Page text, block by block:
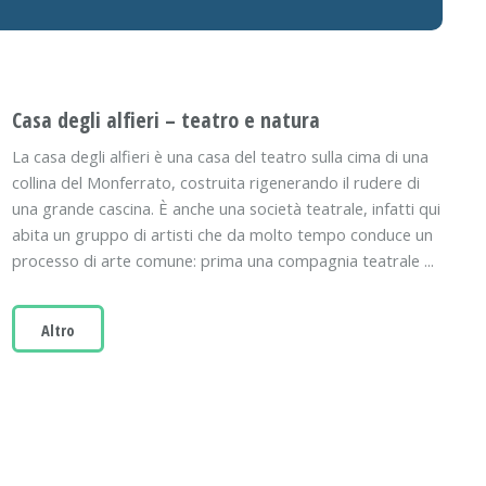
Casa degli alfieri – teatro e natura
La casa degli alfieri è una casa del teatro sulla cima di una
collina del Monferrato, costruita rigenerando il rudere di
una grande cascina. È anche una società teatrale, infatti qui
abita un gruppo di artisti che da molto tempo conduce un
processo di arte comune: prima una compagnia teatrale ...
Altro